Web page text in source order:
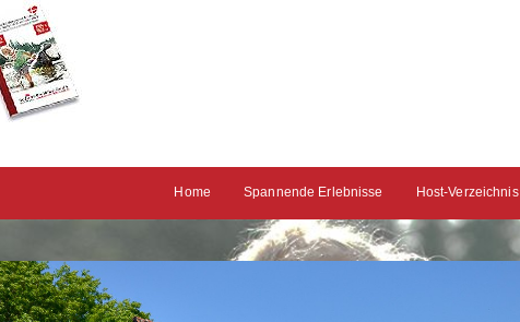
Home Spannende Erlebnisse Host-Verzeichnis